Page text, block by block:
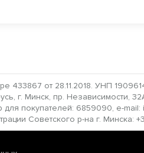
433867 от 28.11.2018. УНП
г. Минск, пр. Независимости,
покупателей: 6859090, e-
Советского р-на г. Минска: